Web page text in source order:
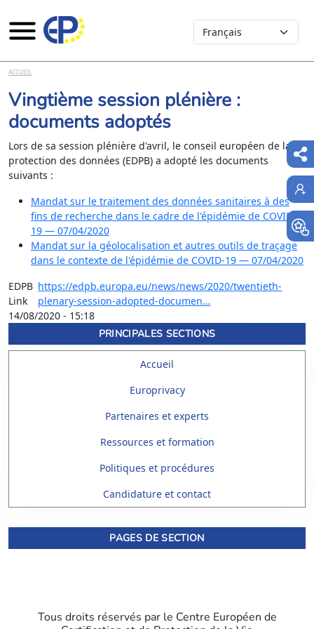
Aller au contenu principal
Select your language
ACCUEIL
Vingtième session plénière :
documents adoptés
Lors de sa session plénière d'avril, le conseil européen de la
protection des données (EDPB) a adopté les documents
suivants :
Mandat sur le traitement des données sanitaires à des
fins de recherche dans le cadre de l'épidémie de COVID-
19 — 07/04/2020
Mandat sur la géolocalisation et autres outils de traçage
dans le contexte de l'épidémie de COVID-19 — 07/04/2020
EDPB
Link
https://edpb.europa.eu/news/news/2020/twentieth-
plenary-session-adopted-documen…
14/08/2020 - 15:18
PRINCIPALES SECTIONS
Accueil
Europrivacy
Partenaires et experts
Ressources et formation
Politiques et procédures
Candidature et contact
PAGES DE SECTION
Tous droits réservés par le Centre Européen de